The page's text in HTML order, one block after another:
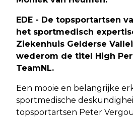
EDE - De topsportartsen
het sportmedisch
Ziekenhuis Gelderse
wederom de titel High
TeamNL.
Een mooie en belangrijke
sportmedische
topsportartsen Peter